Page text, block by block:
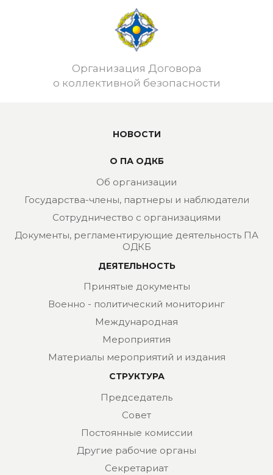
Организация Договора
о коллективной безопасности
НОВОСТИ
О ПА ОДКБ
Об организации
Государства-члены, партнеры и наблюдатели
Сотрудничество с организациями
Документы, регламентирующие деятельность ПА
ОДКБ
ДЕЯТЕЛЬНОСТЬ
Принятые документы
Военно - политический мониторинг
Международная
Мероприятия
Материалы мероприятий и издания
СТРУКТУРА
Председатель
Совет
Постоянные комиссии
Другие рабочие органы
Секретариат